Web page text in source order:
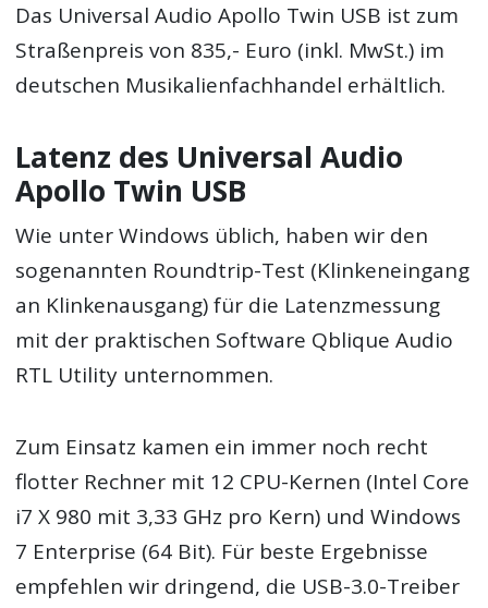
Das Universal Audio Apollo Twin USB ist zum
Straßenpreis von 835,- Euro (inkl. MwSt.) im
deutschen Musikalienfachhandel erhältlich.
Latenz des Universal Audio
Apollo Twin USB
Wie unter Windows üblich, haben wir den
sogenannten Roundtrip-Test (Klinkeneingang
an Klinkenausgang) für die Latenzmessung
mit der praktischen Software Qblique Audio
RTL Utility unternommen.
Zum Einsatz kamen ein immer noch recht
flotter Rechner mit 12 CPU-Kernen (Intel Core
i7 X 980 mit 3,33 GHz pro Kern) und Windows
7 Enterprise (64 Bit). Für beste Ergebnisse
empfehlen wir dringend, die USB-3.0-Treiber